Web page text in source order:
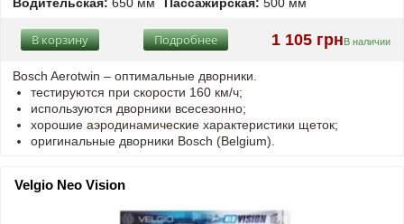
Водительская: 650 мм Пассажирская: 500 мм
1 105 грн В наличии
Подробнее
В корзину
Bosch Aerotwin – оптимальные дворники.
тестируются при скорости 160 км/ч;
используются дворники всесезонно;
хорошие аэродинамические характеристики щеток;
оригинальные дворники Bosch (Belgium).
Velgio Neo Vision